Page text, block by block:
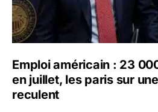
Emploi américain : 23
en juillet, les paris sur
reculent